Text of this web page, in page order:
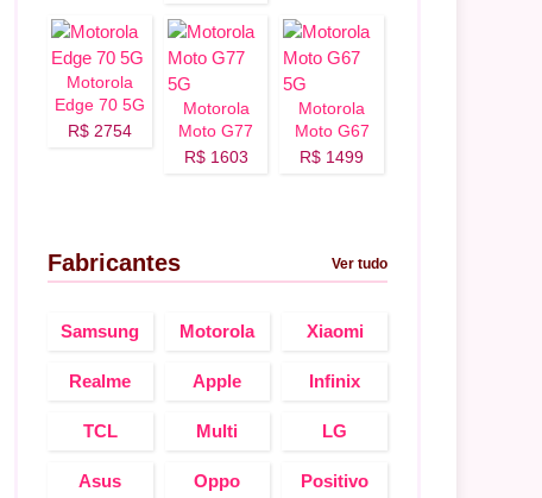
Motorola
Edge 70 5G
R$ 2754
Motorola
Moto G77
5G
R$ 1603
Motorola
Moto G67
5G
R$ 1499
Fabricantes Ver tudo
Samsung Motorola Xiaomi
Realme Apple Infinix
TCL Multi LG
Asus Oppo Positivo